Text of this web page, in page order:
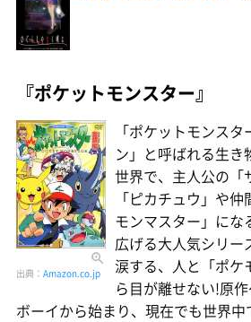
『ポケットモンスター』
出典： Amazon.co.jp
「ポケットモンス
ン」と呼ばれる生き
世界で、主人公の「
「ピカチュウ」や
モンマスター」にな
広げる大人気シリー
涙する、人と「ポケ
ら目が離せない!原
ボーイから始まり、現在でも世界中